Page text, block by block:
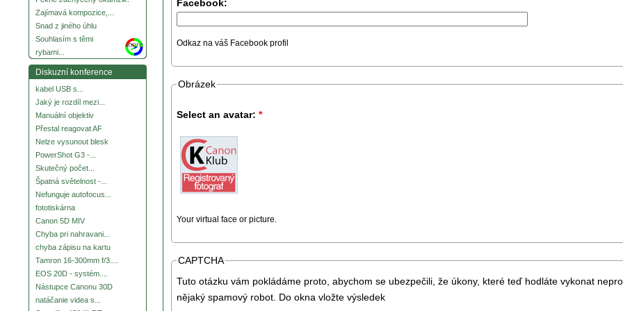
Zajímavá kompozice,...
Snad z jiného úhlu
Souhlasím s těmi
rybami...
more
Diskuzní konference
kabel USB s...
Jaký je rozdíl mezi...
Manuální objektiv
Přestal reagovat AF
Nelze vysunout blesk
PowerShot G3 -...
Skutečný počet...
Špatná světelnost -...
Nefunguje autofocus...
fototiskárna
Canon 5D MIV
Chyba pri nahravani...
chyba zápisu na kartu
Tamron 16-300mm f/3....
EOS 20D - systém....
Nástupce Canonu 30D
natáčanie videa s...
Facebook:
Odkaz na váš Facebook profil
Obrázek
Select an avatar: *
Your virtual face or picture.
CAPTCHA
Tuto otázku vám pokládáme proto, abychom se ubezpečili, že úkony, které teď hodláte vykonat
nějaký spamový robot. Do okna vložte výsledek